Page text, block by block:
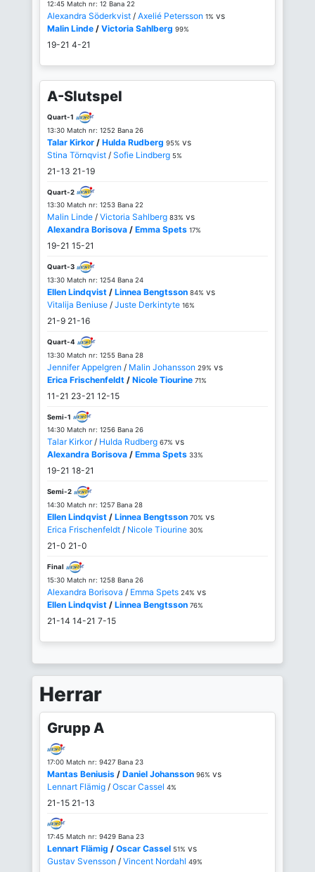
12:45 Match nr: 12 Bana 22
Alexandra Söderkvist / Axelié Petersson 1% vs
Malin Linde / Victoria Sahlberg 99%
19-21 4-21
A-Slutspel
Quart-1
13:30 Match nr: 1252 Bana 26
Talar Kirkor / Hulda Rudberg 95% vs
Stina Törnqvist / Sofie Lindberg 5%
21-13 21-19
Quart-2
13:30 Match nr: 1253 Bana 22
Malin Linde / Victoria Sahlberg 83% vs
Alexandra Borisova / Emma Spets 17%
19-21 15-21
Quart-3
13:30 Match nr: 1254 Bana 24
Ellen Lindqvist / Linnea Bengtsson 84% vs
Vitalija Beniuse / Juste Derkintyte 16%
21-9 21-16
Quart-4
13:30 Match nr: 1255 Bana 28
Jennifer Appelgren / Malin Johansson 29% vs
Erica Frischenfeldt / Nicole Tiourine 71%
11-21 23-21 12-15
Semi-1
14:30 Match nr: 1256 Bana 26
Talar Kirkor/ Hulda Rudberg 67% vs
Alexandra Borisova / Emma Spets 33%
19-21 18-21
Semi-2
14:30 Match nr: 1257 Bana 28
Ellen Lindqvist / Linnea Bengtsson 70% vs
Erica Frischenfeldt / Nicole Tiourine 30%
21-0 21-0
Final
15:30 Match nr: 1258 Bana 26
Alexandra Borisova / Emma Spets 24% vs
Ellen Lindqvist / Linnea Bengtsson 76%
21-14 14-21 7-15
Herrar
Grupp A
17:00 Match nr: 9427 Bana 23
Mantas Beniusis / Daniel Johansson 96% vs
Lennart Flämig / Oscar Cassel 4%
21-15 21-13
17:45 Match nr: 9429 Bana 23
Lennart Flämig / Oscar Cassel 51% vs
Gustav Svensson / Vincent Nordahl 49%